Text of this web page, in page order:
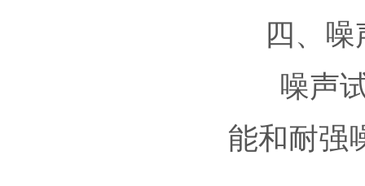
四、噪
噪声试
能和耐强